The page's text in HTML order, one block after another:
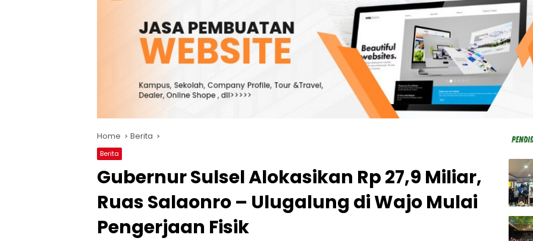
Home Berita
Berita
Gubernur Sulsel Alokasikan Rp 27,9 Miliar,
Ruas Salaonro – Ulugalung di Wajo Mulai
Pengerjaan Fisik